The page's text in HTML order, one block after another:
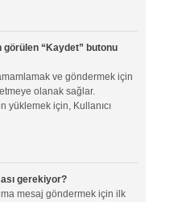
görülen “Kaydet” butonu
ve göndermek için
olanak sağlar.
yüklemek için, Kullanıcı
gerekiyor?
mesaj göndermek için ilk